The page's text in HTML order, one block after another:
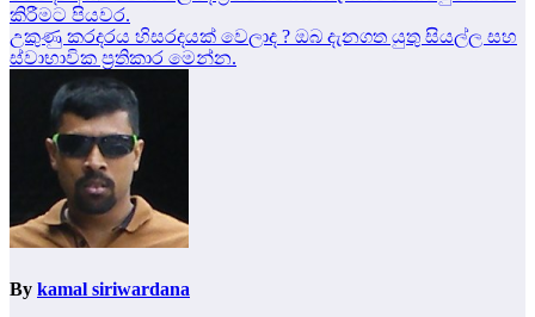
navigation
කිරීමට පියවර.
උකුණු කරදරය හිසරදයක් වෙලාද ? ඔබ දැනගත යුතු සියල්ල සහ
ස්වාභාවික ප්‍රතිකාර මෙන්න.
By kamal siriwardana